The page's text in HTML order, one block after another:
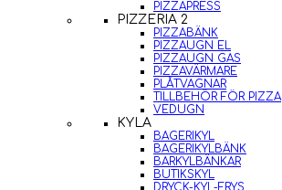
PIZZAPRESS
PIZZERIA 2
PIZZABÄNK
PIZZAUGN EL
PIZZAUGN GAS
PIZZAVÄRMARE
PLÅTVAGNAR
TILLBEHÖR FÖR PIZZA
VEDUGN
KYLA
BAGERIKYL
BAGERIKYLBÄNK
BARKYLBÄNKAR
BUTIKSKYL
DRYCK-KYL-FRYS